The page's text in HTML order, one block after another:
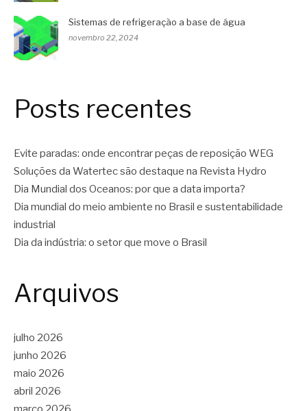
Sistemas de refrigeração a base de água
novembro 22, 2024
Posts recentes
Evite paradas: onde encontrar peças de reposição WEG
Soluções da Watertec são destaque na Revista Hydro
Dia Mundial dos Oceanos: por que a data importa?
Dia mundial do meio ambiente no Brasil e sustentabilidade
industrial
Dia da indústria: o setor que move o Brasil
Arquivos
julho 2026
junho 2026
maio 2026
abril 2026